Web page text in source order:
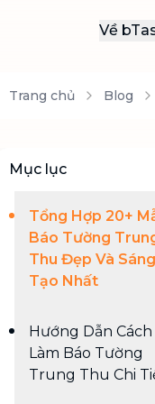
Về
Trang chủ Blog
Mục lục
Tổng Hợp 20+
Báo Tường
Thu Đẹp Và Sáng
Tạo Nhất
Hướng Dẫn Cách
Làm Báo Tường
Trung Thu Chi